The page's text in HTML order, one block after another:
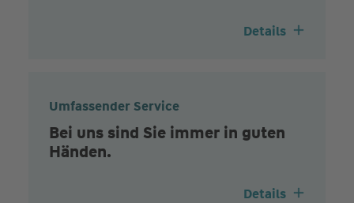
Details
Umfassender Service
Bei uns sind Sie immer in guten
Händen.
Details